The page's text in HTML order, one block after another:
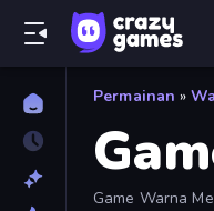
Permainan »
Game Warna